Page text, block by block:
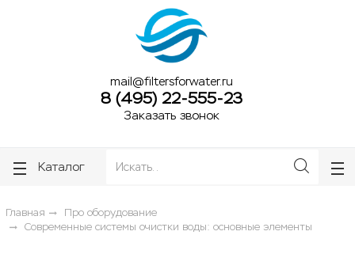
mail@filtersforwater.ru
8 (495) 22-555-23
Заказать звонок
Каталог
Главная
Про оборудование
Современные системы очистки воды: основные элементы